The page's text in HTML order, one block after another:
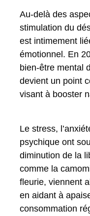
Au-delà des
stimulation du
est intimement
émotionnel. En
bien-être mental
devient un point
visant à booster
Le stress,
psychique ont
diminution de la
comme la
fleurie, viennent
en aidant à
consommation